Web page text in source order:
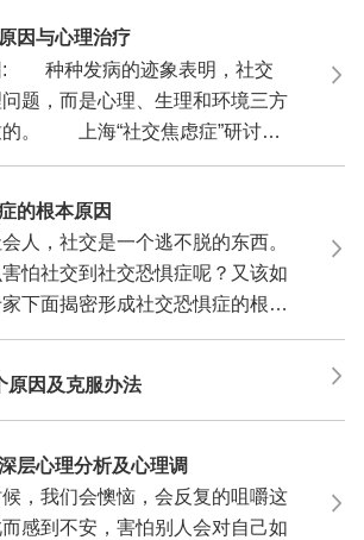
因与心理治疗
: 种种发病的迹象表明，社交
题，而是心理、生理和环境三方
的。 上海“社交焦虑症”研讨会
的根本原因
人，社交是一个逃不脱的东西。
怕社交到社交恐惧症呢？又该如
下面揭密形成社交恐惧症的根本
原因及克服办法
层心理分析及心理调
，我们会懊恼，会反复的咀嚼这
感到不安，害怕别人会对自己如